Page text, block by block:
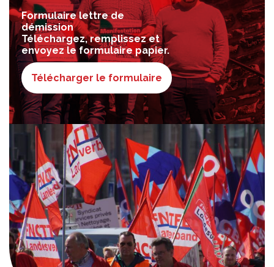
Formulaire lettre de
démission
Téléchargez, remplissez et
envoyez le formulaire papier.
Télécharger le formulaire